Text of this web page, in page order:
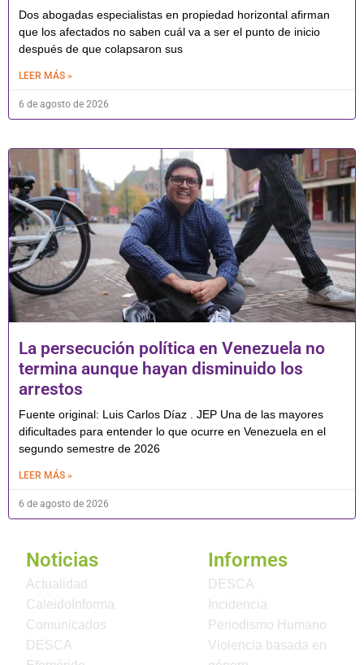
Dos abogadas especialistas en propiedad horizontal afirman
que los afectados no saben cuál va a ser el punto de inicio
después de que colapsaron sus
LEER MÁS »
6 de agosto de 2026
La persecución política en Venezuela no
termina aunque hayan disminuido los
arrestos
Fuente original: Luis Carlos Díaz . JEP Una de las mayores
dificultades para entender lo que ocurre en Venezuela en el
segundo semestre de 2026
LEER MÁS »
6 de agosto de 2026
Noticias
Actualidad
CaleidoInforma
Comunicados
DESCA
Informes
DESCA
Incidencia
Periodismo Humano
Violencia basada en